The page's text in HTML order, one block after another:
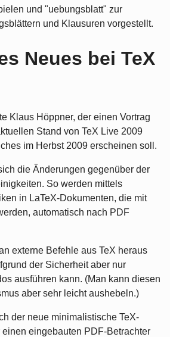
und "uebungsblatt" zur
und Klausuren vorgestellt.
Neues bei TeX
Klaus Höppner, der einen Vortrag
Stand von TeX Live 2009
im Herbst 2009 erscheinen soll.
die Änderungen gegenüber der
So werden mittels
in LaTeX-Dokumenten, die mit
automatisch nach PDF
externe Befehle aus TeX heraus
der Sicherheit aber nur
ausführen kann. (Man kann diesen
aber sehr leicht aushebeln.)
der neue minimalistische TeX-
einen eingebauten PDF-Betrachter